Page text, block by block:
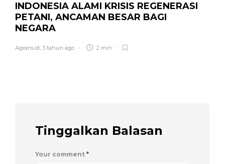
INDONESIA ALAMI KRISIS REGENERASI
PETANI, ANCAMAN BESAR BAGI
NEGARA
Agraris.id, 3 tahun ago 2 min
Tinggalkan Balasan
Your comment *